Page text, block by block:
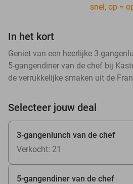
snel, op =
In het kort
Geniet van een heerlijke 3-
5-gangendiner van de chef bij
de verrukkelijke smaken uit de
Selecteer jouw deal
3-gangenlunch van de chef
Verkocht: 21
5-gangendiner van de chef